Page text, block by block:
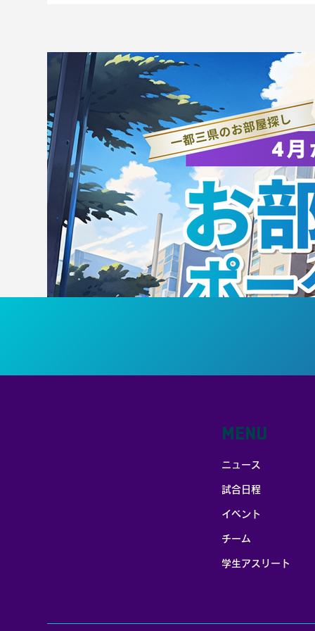
池田 春汰（3年/横浜FM・
Y）カターレ富山加入内定の
お知らせ
『
征
ニュース
試合日程
イベント
チーム
学生アスリート
MENU